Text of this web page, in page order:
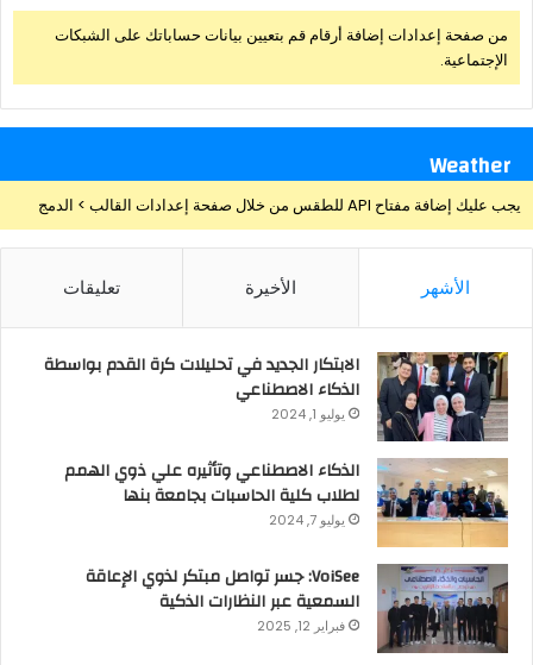
من صفحة إعدادات إضافة أرقام قم بتعيين بيانات حساباتك على الشبكات
الإجتماعية.
Weather
يجب عليك إضافة مفتاح API للطقس من خلال صفحة إعدادات القالب > الدمج
الأشهر الأخيرة تعليقات
الابتكار الجديد في تحليلات كرة القدم بواسطة
الذكاء الاصطناعي
يوليو 1, 2024
الذكاء الاصطناعي وتأثيره علي ذوي الهمم
لطلاب كلية الحاسبات بجامعة بنها
يوليو 7, 2024
VoiSee: جسر تواصل مبتكر لذوي الإعاقة
السمعية عبر النظارات الذكية
فبراير 12, 2025